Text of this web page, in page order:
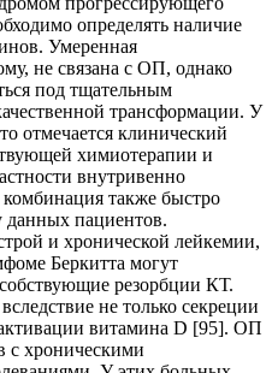
определять наличие
Умеренная
не связана с ОП, однако
под тщательным
трансформации. У
отмечается клинический
химиотерапии и
внутривенно
также быстро
пациентов.
и хронической лейкемии,
Беркитта могут
резорбции КТ.
не только секреции
витамина D [95]. ОП
с хроническими